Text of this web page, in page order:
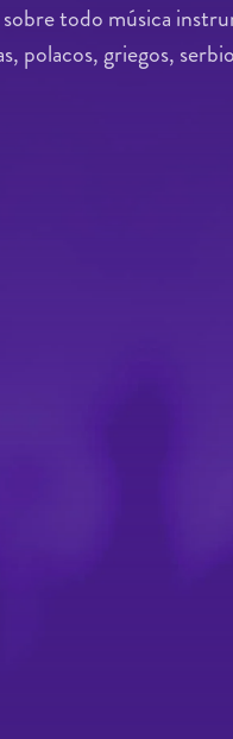
todo música
polacos, griegos,